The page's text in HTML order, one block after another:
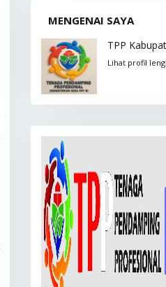
MENGENAI SAYA
TPP
Lihat profil